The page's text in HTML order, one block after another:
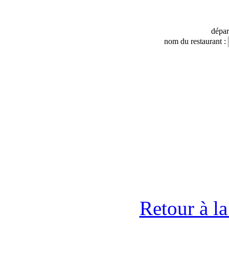
nom du restaurant :
Retour à